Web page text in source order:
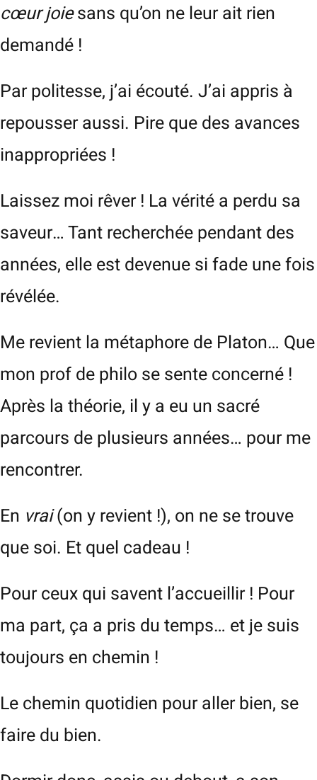
cœur joiesans qu’on ne leur ait rien
demandé !
Par politesse, j’ai écouté. J’ai appris à
repousser aussi. Pire que des avances
inappropriées !
Laissez moi rêver ! La vérité a perdu sa
saveur… Tant recherchée pendant des
années, elle est devenue si fade une fois
révélée.
Me revient la métaphore de Platon… Que
mon prof de philo se sente concerné !
Après la théorie, il y a eu un sacré
parcours de plusieurs années… pour me
rencontrer.
En vrai(on y revient !), on ne se trouve
que soi. Et quel cadeau !
Pour ceux qui savent l’accueillir ! Pour
ma part, ça a pris du temps… et je suis
toujours en chemin !
Le chemin quotidien pour aller bien, se
faire du bien.